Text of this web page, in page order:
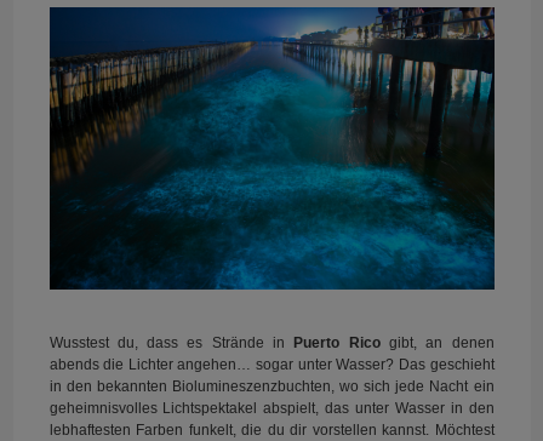
Wusstest du, dass es Strände in Puerto Ricogibt, an denen
abends die Lichter angehen… sogar unter Wasser? Das geschieht
in den bekannten Biolumineszenzbuchten, wo sich jede Nacht ein
geheimnisvolles Lichtspektakel abspielt, das unter Wasser in den
lebhaftesten Farben funkelt, die du dir vorstellen kannst. Möchtest